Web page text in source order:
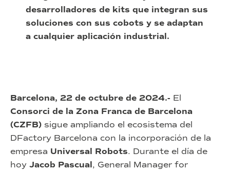
desarrolladores de kits que integran sus
soluciones con sus cobots y se adaptan
a cualquier aplicación industrial.
Barcelona, 22 de octubre de 2024.- El
Consorci de la Zona Franca de Barcelona
(CZFB) sigue ampliando el ecosistema del
DFactory Barcelona con la incorporación de la
empresa Universal Robots. Durante el día de
hoy Jacob Pascual, General Manager for